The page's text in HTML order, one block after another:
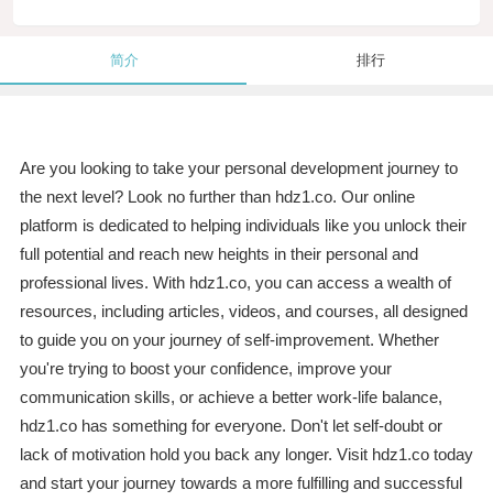
简介 排行
Are you looking to take your personal development journey to
the next level? Look no further than hdz1.co. Our online
platform is dedicated to helping individuals like you unlock their
full potential and reach new heights in their personal and
professional lives. With hdz1.co, you can access a wealth of
resources, including articles, videos, and courses, all designed
to guide you on your journey of self-improvement. Whether
you're trying to boost your confidence, improve your
communication skills, or achieve a better work-life balance,
hdz1.co has something for everyone. Don't let self-doubt or
lack of motivation hold you back any longer. Visit hdz1.co today
and start your journey towards a more fulfilling and successful